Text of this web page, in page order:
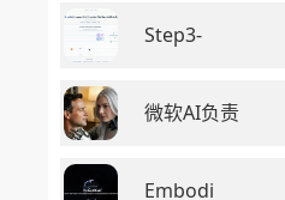
Step3-
微软AI负责
Embodi